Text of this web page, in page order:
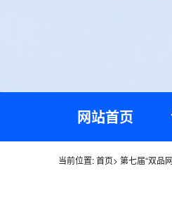
网站首页
当前位置:首页> 第七届“双品